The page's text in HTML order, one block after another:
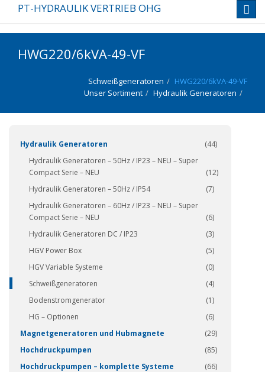
PT-HYDRAULIK VERTRIEB OHG
HWG220/6kVA-49-VF
HWG220/6kVA-49-VF
Schweißgeneratoren
Hydraulik Generatoren
Unser Sortiment
Hydraulik Generatoren
(44)
Hydraulik Generatoren – 50Hz / IP23 – NEU – Super
Compact Serie – NEU
(12)
Hydraulik Generatoren – 50Hz / IP54
(7)
Hydraulik Generatoren – 60Hz / IP23 – NEU – Super
Compact Serie – NEU
(6)
Hydraulik Generatoren DC / IP23
(3)
HGV Power Box
(5)
HGV Variable Systeme
(0)
Schweißgeneratoren
(4)
Bodenstromgenerator
(1)
HG – Optionen
(6)
Magnetgeneratoren und Hubmagnete
(29)
Hochdruckpumpen
(85)
Hochdruckpumpen – komplette Systeme
(66)